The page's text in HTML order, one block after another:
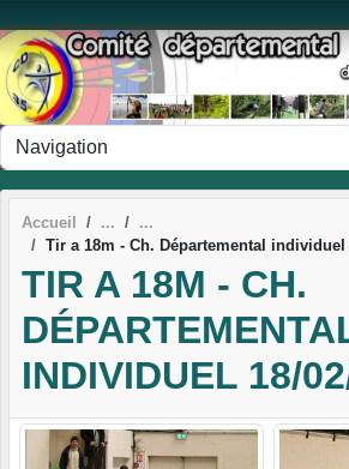
Accueil
Tir a 18m - Ch. Départemental individuel
TIR A 18M - CH.
INDIVIDUEL 18/